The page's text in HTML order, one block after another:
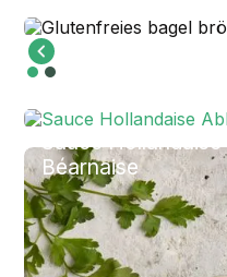
Sauce
Béarnaise